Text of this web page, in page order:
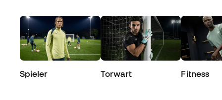
Spieler Torwart Fitness